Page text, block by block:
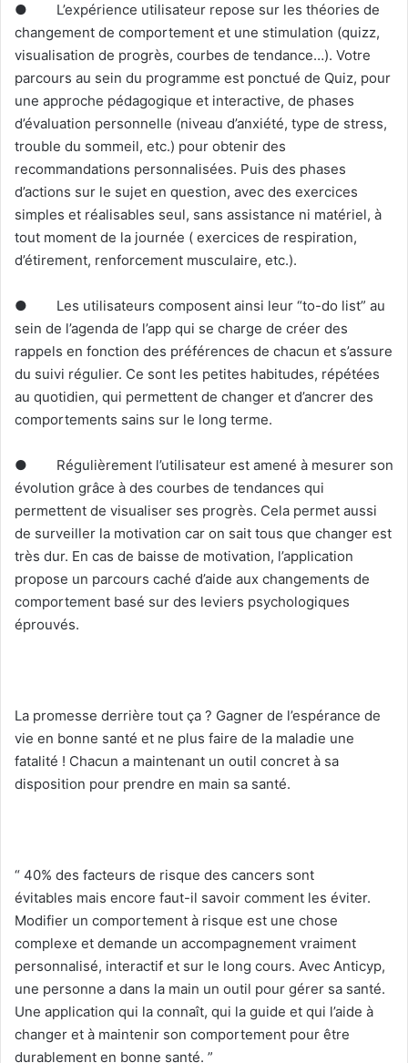
● L’expérience utilisateur repose sur les théories de
changement de comportement et une stimulation (quizz,
visualisation de progrès, courbes de tendance…). Votre
parcours au sein du programme est ponctué de Quiz, pour
une approche pédagogique et interactive, de phases
d’évaluation personnelle (niveau d’anxiété, type de stress,
trouble du sommeil, etc.) pour obtenir des
recommandations personnalisées. Puis des phases
d’actions sur le sujet en question, avec des exercices
simples et réalisables seul, sans assistance ni matériel, à
tout moment de la journée ( exercices de respiration,
d’étirement, renforcement musculaire, etc.).
● Les utilisateurs composent ainsi leur “to-do list” au
sein de l’agenda de l’app qui se charge de créer des
rappels en fonction des préférences de chacun et s’assure
du suivi régulier. Ce sont les petites habitudes, répétées
au quotidien, qui permettent de changer et d’ancrer des
comportements sains sur le long terme.
● Régulièrement l’utilisateur est amené à mesurer son
évolution grâce à des courbes de tendances qui
permettent de visualiser ses progrès. Cela permet aussi
de surveiller la motivation car on sait tous que changer est
très dur. En cas de baisse de motivation, l’application
propose un parcours caché d’aide aux changements de
comportement basé sur des leviers psychologiques
éprouvés.
La promesse derrière tout ça ? Gagner de l’espérance de
vie en bonne santé et ne plus faire de la maladie une
fatalité ! Chacun a maintenant un outil concret à sa
disposition pour prendre en main sa santé.
“ 40% des facteurs de risque des cancers sont
évitables mais encore faut-il savoir comment les éviter.
Modifier un comportement à risque est une chose
complexe et demande un accompagnement vraiment
personnalisé, interactif et sur le long cours. Avec Anticyp,
une personne a dans la main un outil pour gérer sa santé.
Une application qui la connaît, qui la guide et qui l’aide à
changer et à maintenir son comportement pour être
durablement en bonne santé. ”